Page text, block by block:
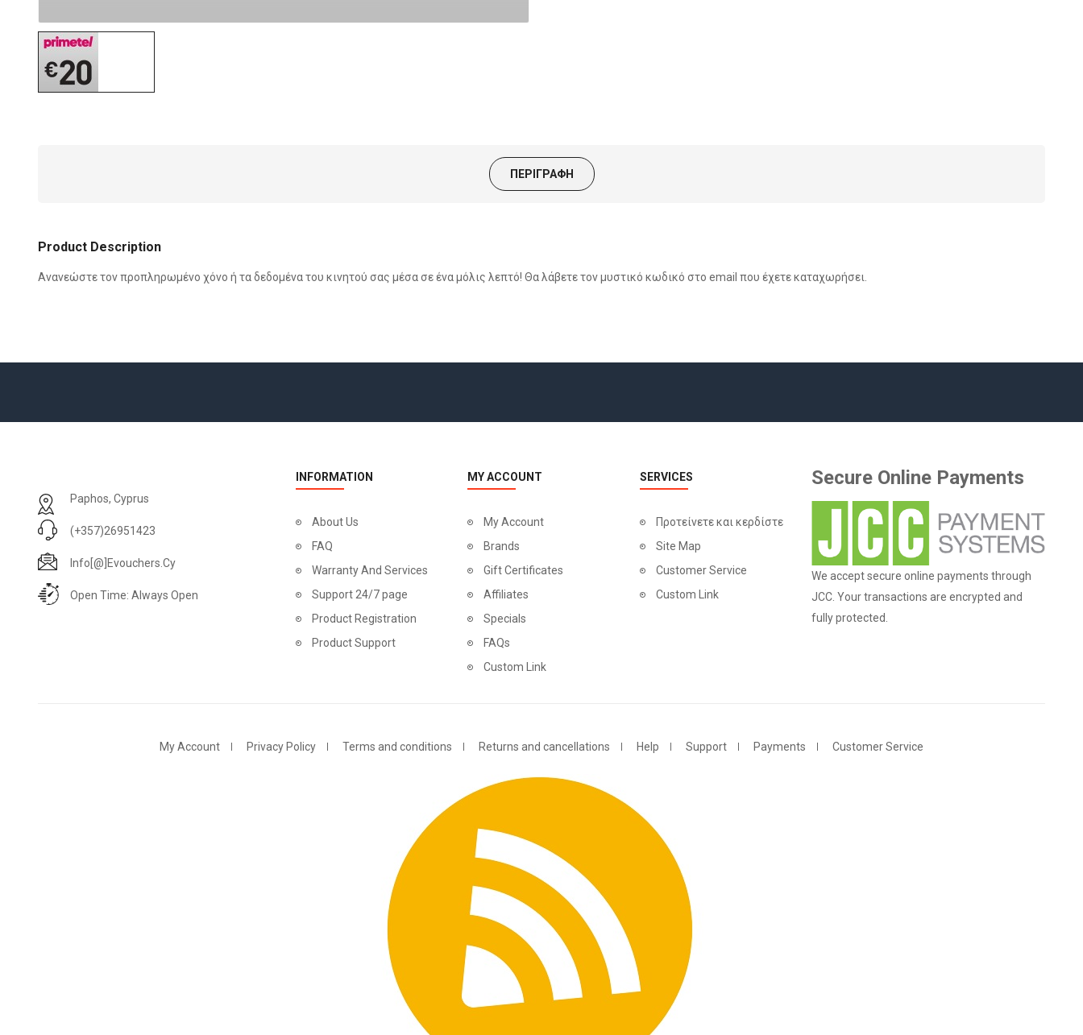
ΠΕΡΙΓΡΑΦΉ
Product Description
Ανανεώστε τον προπληρωμένο χόνο ή τα δεδομένα του κινητού σας μέσα σε ένα μόλις λεπτό! Θα λάβετε τον μυστικό κωδικό στο email που έχετε καταχωρήσει.
Paphos, Cyprus
(+357)26951423
Info[@]evouchers.cy
Open Time: Always Open
INFORMATION
About Us
FAQ
Warranty And Services
Support 24/7 page
Product Registration
Product Support
MY ACCOUNT
My Account
Brands
Gift Certificates
Affiliates
Specials
FAQs
Custom Link
SERVICES
Προτείνετε και κερδίστε
Site Map
Customer Service
Custom Link
Secure Online Payments
We accept secure online payments through
JCC. Your transactions are encrypted and
fully protected.
My Account Privacy Policy Terms and conditions Returns and cancellations Help Support Payments Customer Service